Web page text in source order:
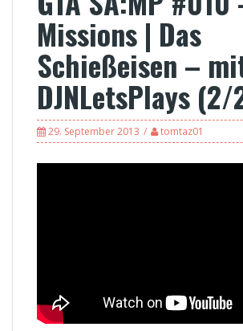
Missions | Das
Schießeisen –
DJNLetsPlays (2/
29. September 2013 tomtaz01